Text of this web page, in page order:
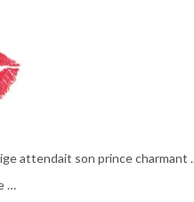
attendait son prince charmant